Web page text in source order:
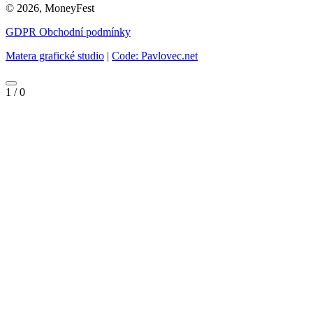
© 2026, MoneyFest
GDPR Obchodní podmínky
Matera grafické studio | Code: Pavlovec.net
1 /0